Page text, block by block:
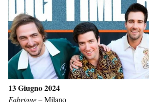
13 Giugno 2024
Fabrique–Milano